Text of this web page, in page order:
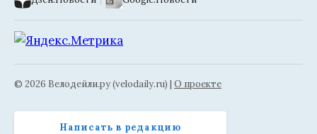
© 2026 Велодейли.ру (velodaily.ru) | О проекте
Написать в редакцию